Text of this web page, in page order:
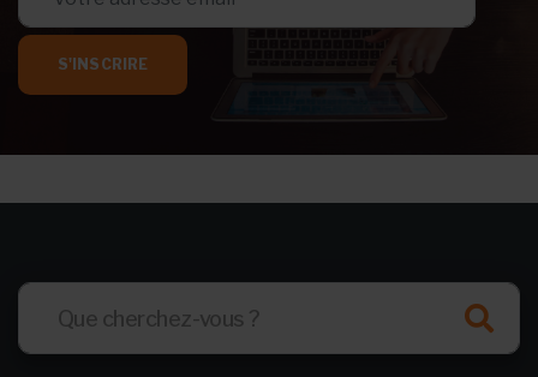
S'INSCRIRE